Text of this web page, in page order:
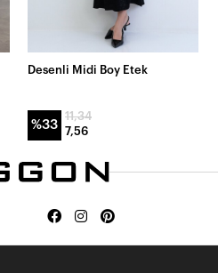
Desenli Midi Boy Etek
%33
11,34
7,56